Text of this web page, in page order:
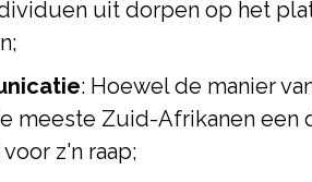
uit dorpen op het
: Hoewel de manier
meeste Zuid-Afrikanen een
z'n raap;